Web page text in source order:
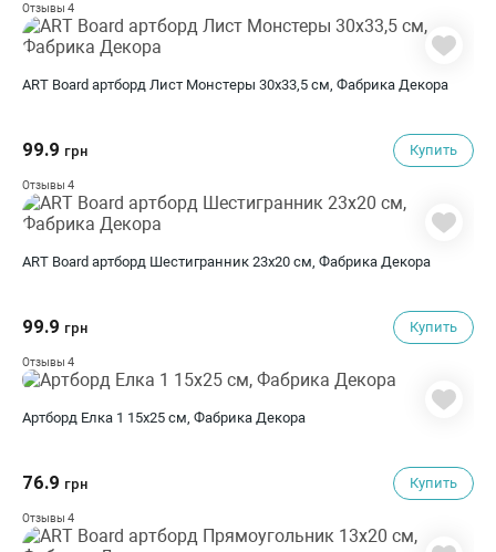
Отзывы 4
ART Board артборд Лист Монстеры 30х33,5 см, Фабрика Декора
99.9 грн Купить
Отзывы 4
ART Board артборд Шестигранник 23х20 см, Фабрика Декора
99.9 грн Купить
Отзывы 4
Артборд Елка 1 15х25 см, Фабрика Декора
76.9 грн Купить
Отзывы 4